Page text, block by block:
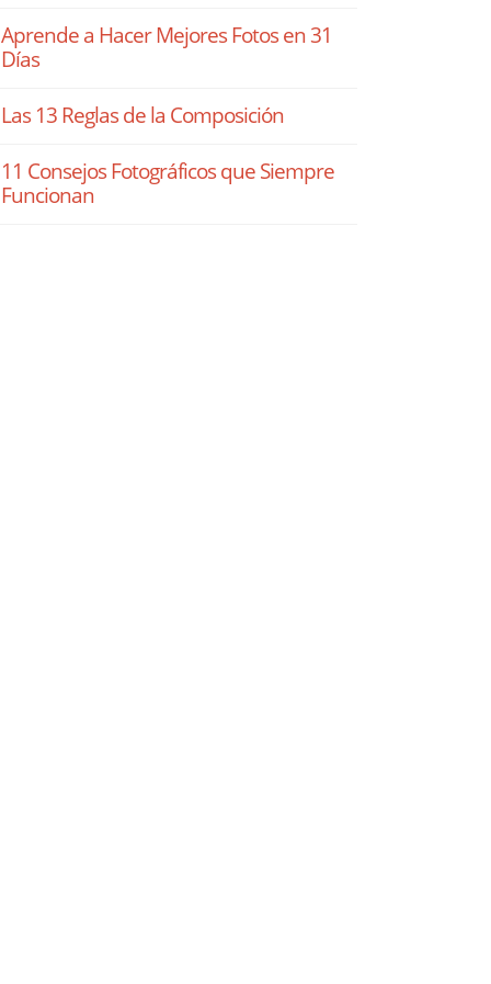
Aprende a Hacer Mejores Fotos en 31
Días
Las 13 Reglas de la Composición
11 Consejos Fotográficos que Siempre
Funcionan